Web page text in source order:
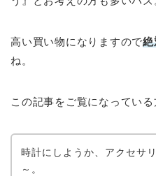
高い買い物になりますので絶
ね。
この記事をご覧になってい
時計にしようか、アクセサ
～。